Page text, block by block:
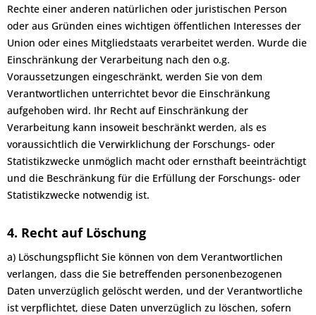
Rechte einer anderen natürlichen oder juristischen Person
oder aus Gründen eines wichtigen öffentlichen Interesses der
Union oder eines Mitgliedstaats verarbeitet werden. Wurde die
Einschränkung der Verarbeitung nach den o.g.
Voraussetzungen eingeschränkt, werden Sie von dem
Verantwortlichen unterrichtet bevor die Einschränkung
aufgehoben wird. Ihr Recht auf Einschränkung der
Verarbeitung kann insoweit beschränkt werden, als es
voraussichtlich die Verwirklichung der Forschungs- oder
Statistikzwecke unmöglich macht oder ernsthaft beeinträchtigt
und die Beschränkung für die Erfüllung der Forschungs- oder
Statistikzwecke notwendig ist.
4. Recht auf Löschung
a) Löschungspflicht Sie können von dem Verantwortlichen
verlangen, dass die Sie betreffenden personenbezogenen
Daten unverzüglich gelöscht werden, und der Verantwortliche
ist verpflichtet, diese Daten unverzüglich zu löschen, sofern